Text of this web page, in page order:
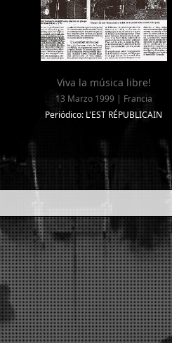
Viva la música libre!
13 Marzo 1999 | Francia
Periódico: L'EST RÉPUBLICAIN